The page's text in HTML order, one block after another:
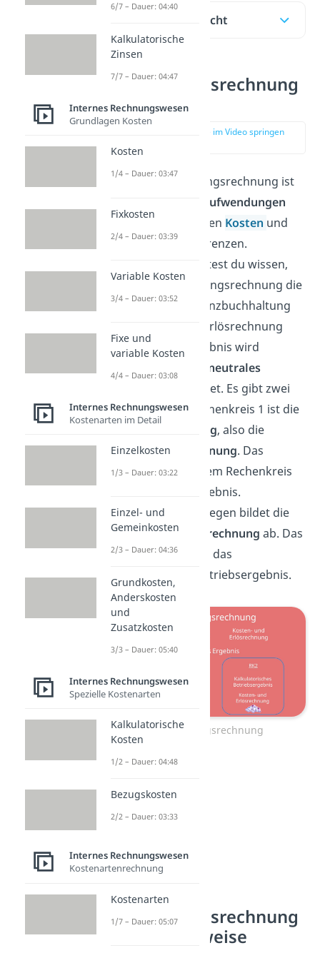
Inhaltsübersicht
Abgrenzungsrechnung
Ziel
zur Stelle im Video springen
Ziel der Abgrenzungsrechnung ist
neutralen Aufwendungen
undErträge von den Kosten und
Leistungen abzugrenzen.
Grundsätzlich solltest du wissen,
dass die Abgrenzungsrechnung die
Differenzaus Finanzbuchhaltung
und Kosten- und Erlösrechnung
darstellt. Das Ergebnis wird
neutrales
bezeichnet. Es gibt zwei
Rechenkreise. Rechenkreis 1 ist die
Finanzbuchhaltung, also die
externe GuV-Rechnung. Das
Ergebnis von diesem Rechenkreis
ist das Gesamtergebnis.
Rechenkreis 2 dagegen bildet die
Kosten- und Erlösrechnung ab. Das
Ergebnis davon ist das
kalkulatorische Betriebsergebnis.
Abgrenzungsrechnung
Abgrenzungsrechnung
Vorgehensweise
6/7 – Dauer: 04:40
Kalkulatorische
Zinsen
7/7 – Dauer: 04:47
Internes Rechnungswesen
Grundlagen Kosten
Kosten
1/4 – Dauer: 03:47
Fixkosten
2/4 – Dauer: 03:39
Variable Kosten
3/4 – Dauer: 03:52
Fixe und
variable Kosten
4/4 – Dauer: 03:08
Internes Rechnungswesen
Kostenarten im Detail
Einzelkosten
1/3 – Dauer: 03:22
Einzel- und
Gemeinkosten
2/3 – Dauer: 04:36
Grundkosten,
Anderskosten
und
Zusatzkosten
3/3 – Dauer: 05:40
Internes Rechnungswesen
Spezielle Kostenarten
Kalkulatorische
Kosten
1/2 – Dauer: 04:48
Bezugskosten
2/2 – Dauer: 03:33
Internes Rechnungswesen
Kostenartenrechnung
Kostenarten
1/7 – Dauer: 05:07